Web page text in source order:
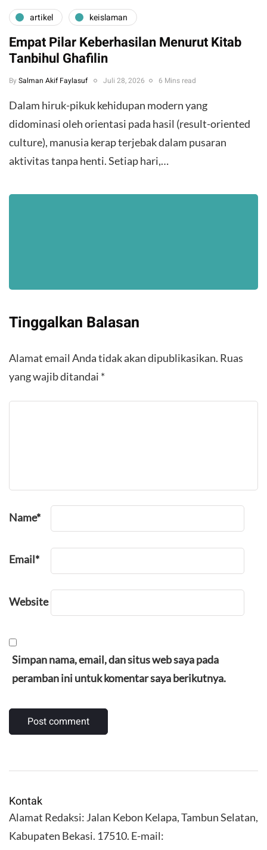
artikel keislaman
Empat Pilar Keberhasilan Menurut Kitab
Tanbihul Ghafilin
By Salman Akif Faylasuf Juli 28, 2026 6 Mins read
Dalam hiruk-pikuk kehidupan modern yang
didominasi oleh orientasi pada hasil (result-oriented
culture), manusia kerap terjebak dalam pusaran
aktivitas tanpa henti. Setiap hari,…
Tinggalkan Balasan
Alamat email Anda tidak akan dipublikasikan. Ruas
yang wajib ditandai *
Name*
Email*
Website
Simpan nama, email, dan situs web saya pada
peramban ini untuk komentar saya berikutnya.
Kontak
Alamat Redaksi: Jalan Kebon Kelapa, Tambun Selatan,
Kabupaten Bekasi. 17510. E-mail: